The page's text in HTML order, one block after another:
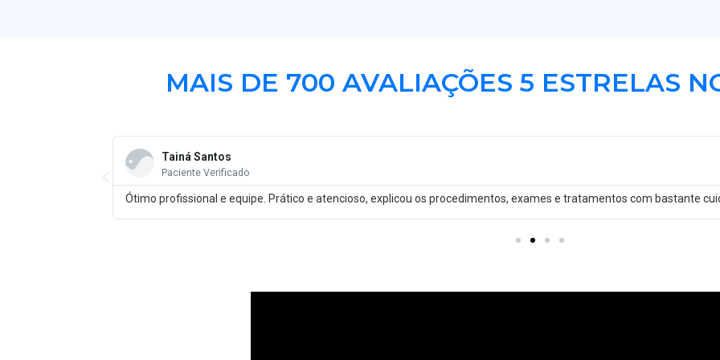
MAIS DE 700 AVALIAÇÕES 5 ESTRELAS
Tainá Santos
Paciente Verificado
Ótimo profissional e equipe. Prático e atencioso, explicou os procedimentos, exames e tratamentos com bastante